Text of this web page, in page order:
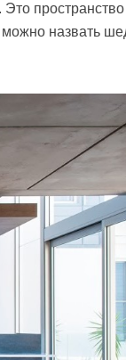
пространство
можно назвать